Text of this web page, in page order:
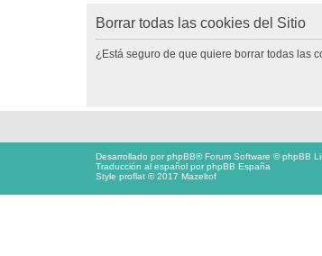
Borrar todas las cookies del Sitio
¿Está seguro de que quiere borrar todas las
Desarrollado porphpBB® Forum Software © phpBB
Traducción al español porphpBB España
Style proflat © 2017 Mazeltof